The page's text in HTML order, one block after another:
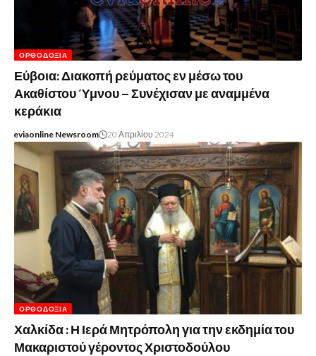
ΟΡΘΟΔΟΞΊΑ
Εύβοια: Διακοπή ρεύματος εν μέσω του
Ακαθίστου Ύμνου – Συνέχισαν με αναμμένα
κεράκια
eviaonline Newsroom 20 Απριλίου 2024
ΟΡΘΟΔΟΞΊΑ
Χαλκίδα : Η Ιερά Μητρόπολη για την εκδημία του
Μακαριστού γέροντος Χριστοδούλου